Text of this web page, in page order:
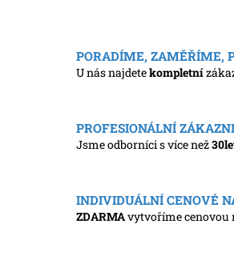
PORADÍME, ZAMĚŘÍME,
U nás najdetekompletní
PROFESIONÁLNÍ
Jsme odborníci s více než
INDIVIDUÁLNÍ CENOVÉ
ZDARMAvytvoříme cenovou